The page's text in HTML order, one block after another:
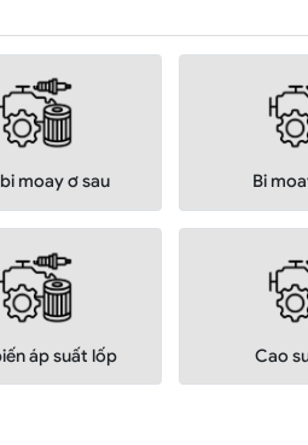
moay ơ sau Bi
áp suất lốp Cao